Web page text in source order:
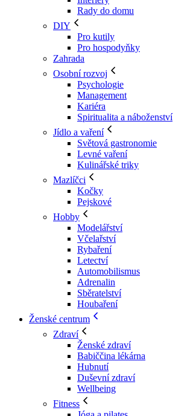
Rady do domu
DIY
Pro kutily
Pro hospodyňky
Zahrada
Osobní rozvoj
Psychologie
Management
Kariéra
Spiritualita a náboženství
Jídlo a vaření
Světová gastronomie
Levné vaření
Kulinářské triky
Mazlíčci
Kočky
Pejskové
Hobby
Modelářství
Včelařství
Rybaření
Letectví
Automobilismus
Adrenalin
Sběratelství
Houbaření
Ženské centrum
Zdraví
Ženské zdraví
Babiččina lékárna
Hubnutí
Duševní zdraví
Wellbeing
Fitness